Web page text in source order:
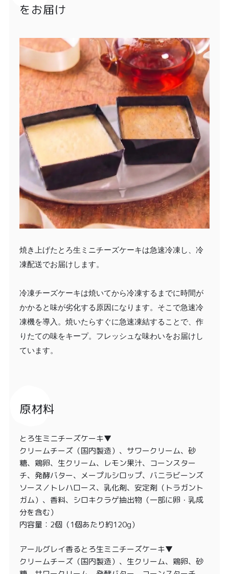
をお届け
焼き上げたとろ生ミニチーズケーキは急速冷凍し、冷
凍配送でお届けします。
冷凍チーズケーキは焼いてから冷凍するまでに時間が
かかると味が劣化する原因になります。そこで急速冷
凍機を導入。焼いたらすぐに急速凍結することで、作
りたての味をキープ。フレッシュな味わいをお届けし
ています。
原材料
とろ生ミニチーズケーキ▼
クリームチーズ（国内製造）、サワークリーム、砂
糖、鶏卵、生クリーム、レモン果汁、コーンスター
チ、発酵バター、メープルシロップ、バニラビーンズ
ソース／トレハロース、乳化剤、安定剤（トラガント
ガム）、香料、シロキクラゲ抽出物（一部に卵・乳成
分を含む）
内容量：2個（1個あたり約120g）
アールグレイ香るとろ生ミニチーズケーキ▼
クリームチーズ（国内製造）、生クリーム、鶏卵、砂